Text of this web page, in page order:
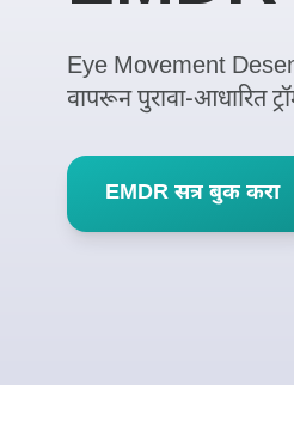
Eye Movement
वापरून पुरावा-आधारित
EMDR सत्र बुक करा